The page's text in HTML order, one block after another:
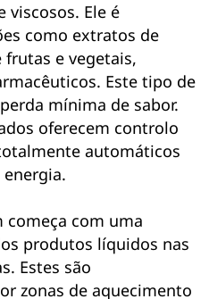
viscosos. Ele é
como extratos de
e vegetais,
Este tipo de
mínima de sabor.
oferecem controlo
automáticos
começa com uma
produtos líquidos nas
Estes são
zonas de aquecimento